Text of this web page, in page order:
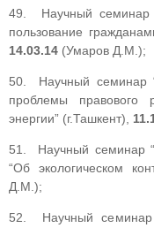
49. Научный семинар
пользование
14.03.14 (Умаров Д.М.);
50. Научный семинар
проблемы правового
энергии” (г.Ташкент),
51. Научный семинар
“Об экологическом
Д.М.);
52. Научный семинар